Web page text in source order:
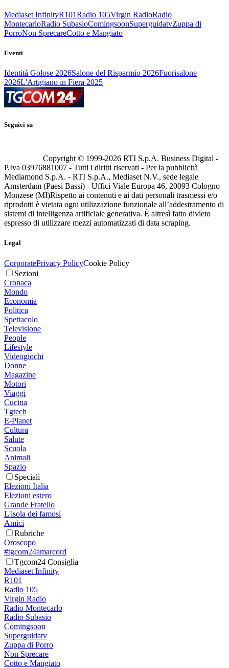
Mediaset InfinityR101Radio 105Virgin RadioRadio
MontecarloRadio SubasioComingsoonSuperguidatvZuppa di
PorroNon SprecareCotto e Mangiato
Eventi
Identità Golose 2026Salone del Risparmio 2026Fuorisalone
2026L'Artigiano in Fiera 2025
Seguici su
Copyright © 1999-2026 RTI S.p.A. Business Digital -
P.Iva 03976881007 - Tutti i diritti riservati - Per la pubblicità
Mediamond S.p.A. - RTI S.p.A., Mediaset N.V., sede legale
Amsterdam (Paesi Bassi) - Uffici Viale Europa 46, 20093 Cologno
Monzese (MI)Rispetto ai contenuti e ai dati personali trasmessi e/o
riprodotti è vietata ogni utilizzazione funzionale all’addestramento di
sistemi di intelligenza artificiale generativa. È altresì fatto divieto
espresso di utilizzare mezzi automatizzati di data scraping.
Legal
CorporatePrivacy PolicyCookie Policy
Sezioni
Cronaca
Mondo
Economia
Politica
Spettacolo
Televisione
People
Lifestyle
Videogiochi
Donne
Magazine
Motori
Viaggi
Cucina
Tgtech
E-Planet
Cultura
Salute
Scuola
Animali
Spazio
Speciali
Elezioni Italia
Elezioni estero
Grande Fratello
L'isola dei famosi
Amici
Rubriche
Oroscopo
#tgcom24amarcord
Tgcom24 Consiglia
Mediaset Infinity
R101
Radio 105
Virgin Radio
Radio Montecarlo
Radio Subasio
Comingsoon
Superguidatv
Zuppa di Porro
Non Sprecare
Cotto e Mangiato